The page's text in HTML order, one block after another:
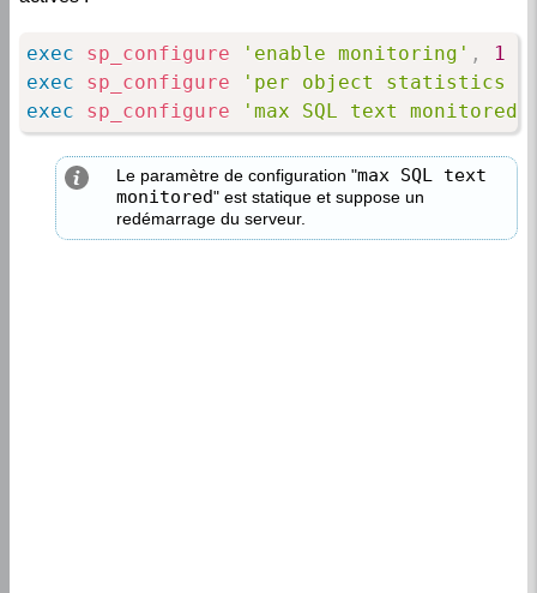
exec sp_configure 'enable monitoring' ,
1
exec
sp_configure
'per object statistics
exec
sp_configure 'max SQL text monitored'
Le paramètre de configuration "max SQL text
monitored" est statique et suppose un
redémarrage du serveur.